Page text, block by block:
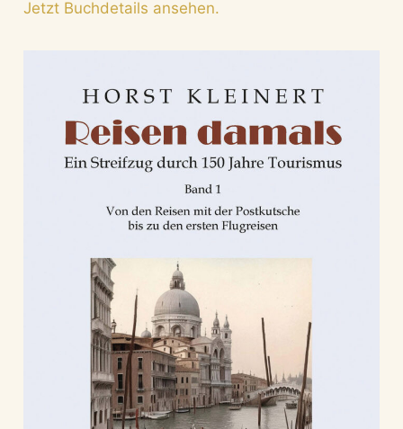
Jetzt Buchdetails ansehen.